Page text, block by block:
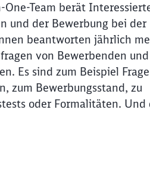
One-Team berät
und der Bewerbung bei der
beantworten jährlich
von Bewerbenden und
Es sind zum Beispiel
zum Bewerbungsstand, zu
oder Formalitäten. Und